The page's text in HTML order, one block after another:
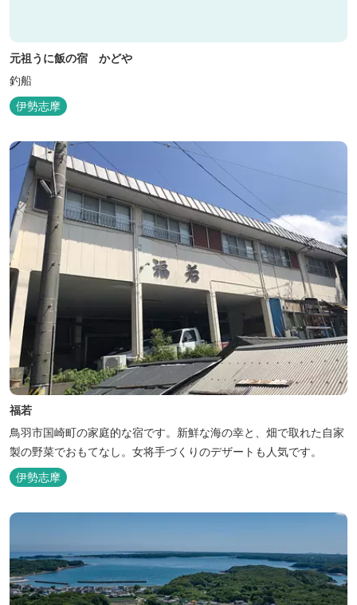
元祖うに飯の宿 かどや
釣船
伊勢志摩
福若
鳥羽市国崎町の家庭的な宿です。新鮮な海の幸と、畑で取れた自家
製の野菜でおもてなし。女将手づくりのデザートも人気です。
伊勢志摩